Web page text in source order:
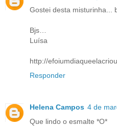
Gostei desta misturinha...
Bjs…
Luísa
http://
Responder
Helena Campos 4 de
Que lindo o esmalte *O*